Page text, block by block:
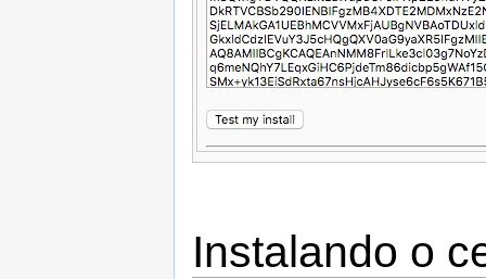
Instalando o